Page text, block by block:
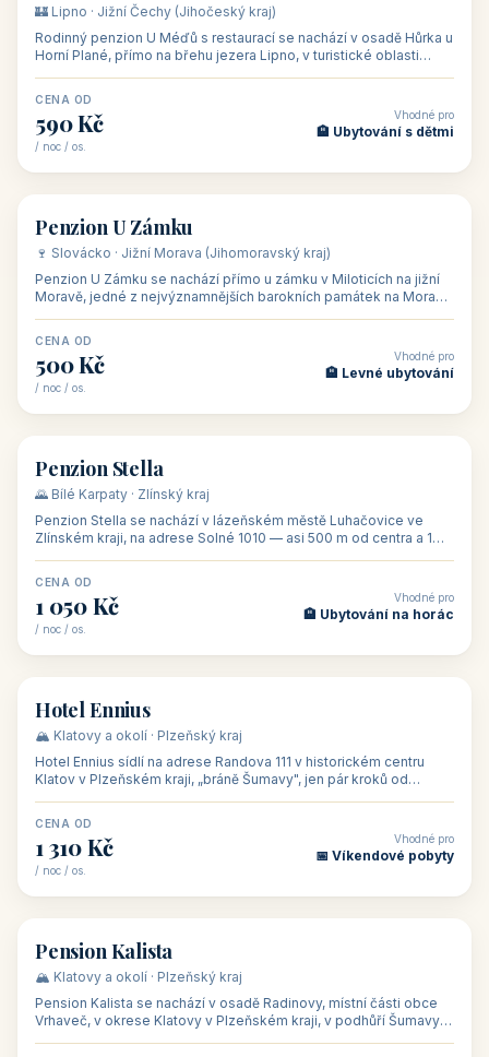
🏰 Lipno · Jižní Čechy (Jihočeský kraj)
Rodinný penzion U Méďů s restaurací se nachází v osadě Hůrka u
Horní Plané, přímo na břehu jezera Lipno, v turistické oblasti
CENA OD
590 Kč
/ noc / os.
Vhodné pro
🏨 Ubytování s dětmi
🏡 penzion
Penzion U Zámku
🍷 Slovácko · Jižní Morava (Jihomoravský kraj)
Penzion U Zámku se nachází přímo u zámku v Miloticích na jižní
Moravě, jedné z nejvýznamnějších barokních památek na Moravě,
CENA OD
500 Kč
/ noc / os.
Vhodné pro
🏨 Levné ubytování
🏡 penzion
Penzion Stella
🌄 Bílé Karpaty · Zlínský kraj
Penzion Stella se nachází v lázeňském městě Luhačovice ve
Zlínském kraji, na adrese Solné 1010 — asi 500 m od centra a 1
CENA OD
1 050 Kč
/ noc / os.
Vhodné pro
🏨 Ubytování na horác
🏨 hotel
Hotel Ennius
🏔️ Klatovy a okolí · Plzeňský kraj
Hotel Ennius sídlí na adrese Randova 111 v historickém centru
Klatov v Plzeňském kraji, „bráně Šumavy", jen pár kroků od
CENA OD
1 310 Kč
/ noc / os.
Vhodné pro
📅 Víkendové pobyty
🏡 penzion
Pension Kalista
🏔️ Klatovy a okolí · Plzeňský kraj
Pension Kalista se nachází v osadě Radinovy, místní části obce
Vrhaveč, v okrese Klatovy v Plzeňském kraji, v podhůří Šumavy